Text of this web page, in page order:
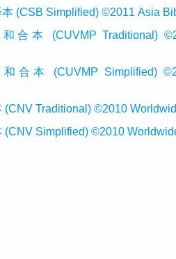
(CSB Simplified) ©2011 Asia
合本 (CUVMP Traditional)
合本 (CUVMP Simplified)
(CNV Traditional) ©2010
(CNV Simplified) ©2010